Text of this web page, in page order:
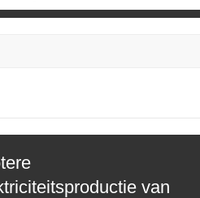
van